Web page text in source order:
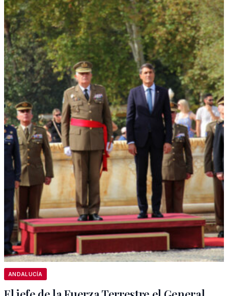
ANDALUCÍA